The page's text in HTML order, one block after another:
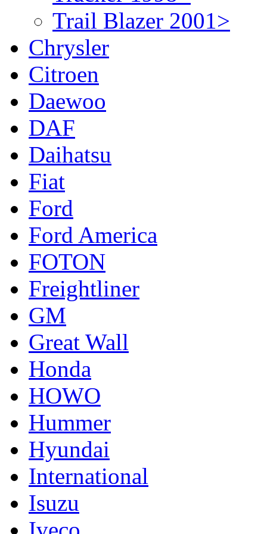
Trail Blazer 2001>
Chrysler
Citroen
Daewoo
DAF
Daihatsu
Fiat
Ford
Ford America
FOTON
Freightliner
GM
Great Wall
Honda
HOWO
Hummer
Hyundai
International
Isuzu